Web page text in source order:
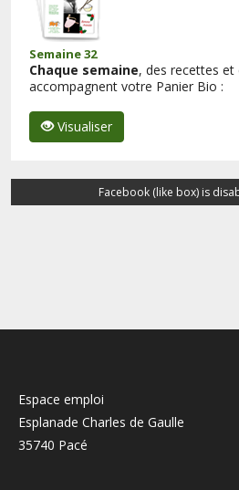
Semaine 32
Chaque semaine, des recettes et
accompagnent votre Panier Bio :
Visualiser
Facebook (like box) is
Espace emploi
Esplanade Charles de Gaulle
35740 Pacé